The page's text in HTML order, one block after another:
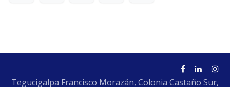
Tegucigalpa Francisco Morazán, Colonia Castaño Sur,